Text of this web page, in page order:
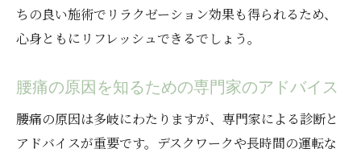
腰痛予防のためのストレッチ集
腰痛の原因と対策を知るためのセルフチェ
腰痛改善に役立つメンタルセルフケア法
香川県高松市で腰痛に効く簡単な改善方法専門
家のアドバイス
ちの良い施術でリラクゼーション効果も得られるため、
心身ともにリフレッシュできるでしょう。
腰痛の原因を知るための専門家のアドバイス
腰痛の原因は多岐にわたりますが、専門家による診断と
アドバイスが重要です。デスクワークや長時間の運転な